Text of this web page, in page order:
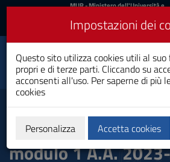
Vai
al
navigazione
MIUR
Accedi
MUR- Ministero dell'Università e
Accedi UniCA
Toggle
navigation
Università degli
Studi di Cagliari
Seminari Reading
End User
modulo 1 A.A.
Impostazioni dei
Questo sito utilizza cookies utili al
propri e di terze parti. Cliccando su
acconsenti all'uso. Per saperne di più
cookies
Personalizza Accetta cookies